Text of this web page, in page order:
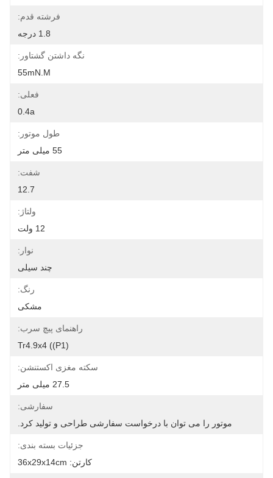
فرشته قدم:
1.8 درجه
نگه داشتن گشتاور:
55mN.m
فعلی:
0.4a
طول موتور:
55 میلی متر
شفت:
12.7
ولتاژ:
12 ولت
نوار:
چند سیلی
رنگ:
مشکی
راهنمای پیچ سرب:
Tr4.9x4 ((p1)
سکته مغزی اکستنشن:
27.5 میلی متر
سفارشی:
موتور را می توان با درخواست سفارشی طراحی و تولید کرد.
جزئیات بسته بندی:
کارتن: 36x29x14cm